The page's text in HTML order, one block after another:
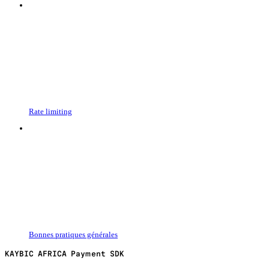
Rate limiting
Bonnes pratiques générales
KAYBIC AFRICA Payment SDK